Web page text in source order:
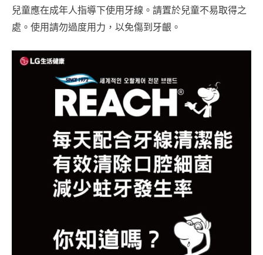
兒童應在成年人指導下使用牙線。請置於兒童不易取得之
處。使用請勿過度用力，以免傷到牙齦。